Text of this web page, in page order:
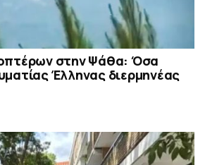
στην Ψάθα: Όσα
Έλληνας διερμηνέας